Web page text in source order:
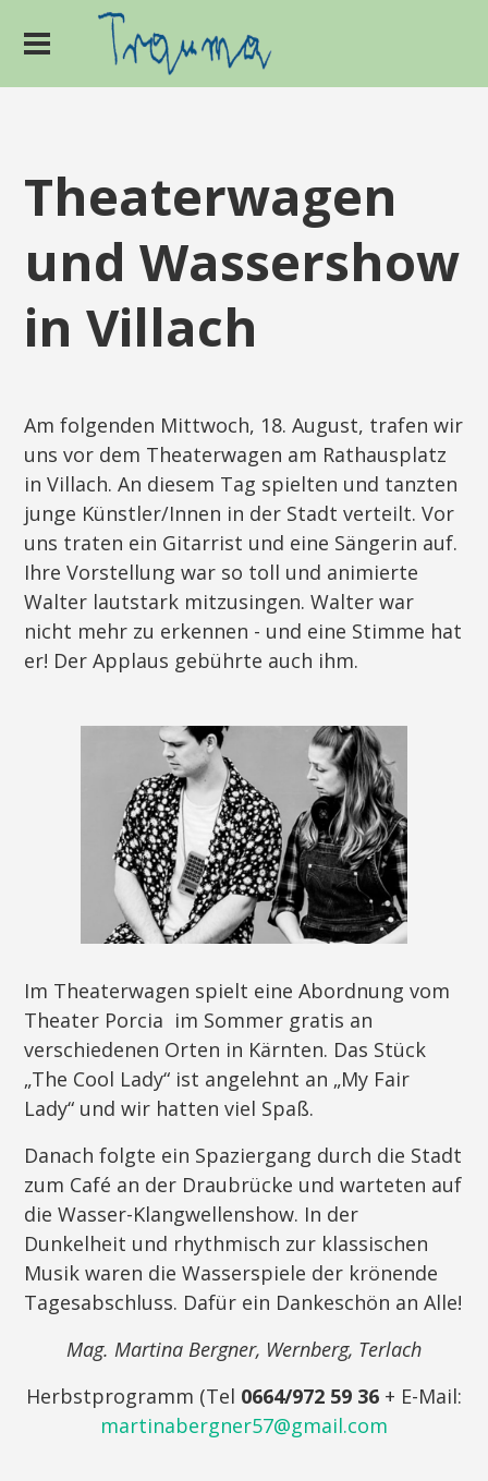
Theaterwagen
und Wassershow
in Villach
Am folgenden Mittwoch, 18. August, trafen wir
uns vor dem Theaterwagen am Rathausplatz
in Villach. An diesem Tag spielten und tanzten
junge Künstler/Innen in der Stadt verteilt. Vor
uns traten ein Gitarrist und eine Sängerin auf.
Ihre Vorstellung war so toll und animierte
Walter lautstark mitzusingen. Walter war
nicht mehr zu erkennen - und eine Stimme hat
er! Der Applaus gebührte auch ihm.
Im Theaterwagen spielt eine Abordnung vom
Theater Porcia im Sommer gratis an
verschiedenen Orten in Kärnten. Das Stück
„The Cool Lady“ ist angelehnt an „My Fair
Lady“ und wir hatten viel Spaß.
Danach folgte ein Spaziergang durch die Stadt
zum Café an der Draubrücke und warteten auf
die Wasser-Klangwellenshow. In der
Dunkelheit und rhythmisch zur klassischen
Musik waren die Wasserspiele der krönende
Tagesabschluss. Dafür ein Dankeschön an Alle!
Mag. Martina Bergner, Wernberg, Terlach
Herbstprogramm (Tel 0664/972 59 36 + E-Mail:
martinabergner57@gmail.com